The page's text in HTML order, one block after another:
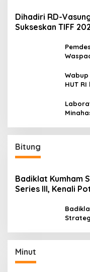
Dihadiri RD-
Sukseskan TIFF
HUT
Bitung
Badiklat Kumham
Series III, Kenali
Minut